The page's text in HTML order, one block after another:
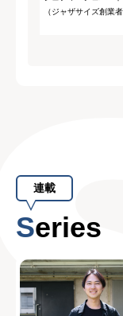
（ジャザサイズ創業者
連載
Series